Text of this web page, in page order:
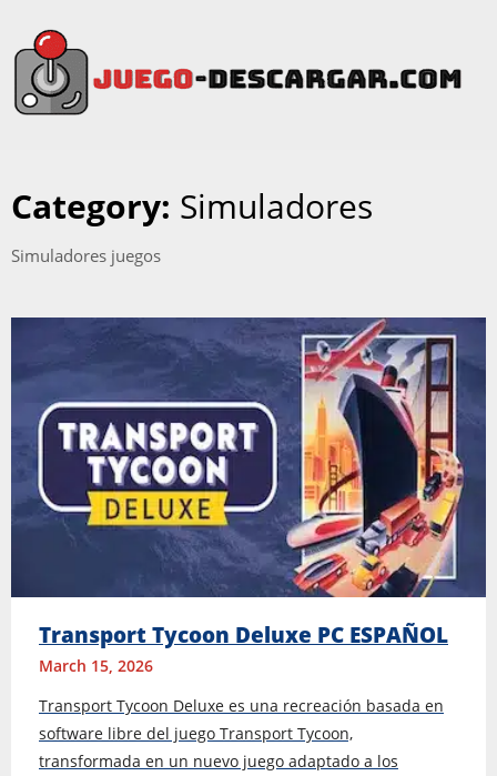
Category: Simuladores
Simuladores juegos
Transport Tycoon Deluxe PC ESPAÑOL
March 15, 2026
Transport Tycoon Deluxe es una recreación basada en
software libre del juego Transport Tycoon,
transformada en un nuevo juego adaptado a los